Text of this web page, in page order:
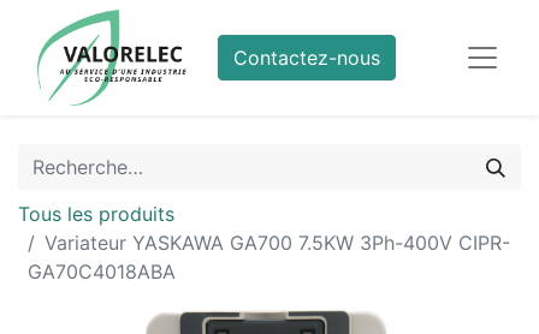
Contactez-nous
Tous les produits
Variateur YASKAWA GA700 7.5KW 3Ph-400V CIPR-
GA70C4018ABA